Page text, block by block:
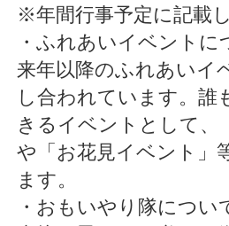
※年間行事予定に記載
・ふれあいイベントに
来年以降のふれあいイ
し合われています。誰
きるイベントとして、
や「お花見イベント」
ます。
・おもいやり隊につい